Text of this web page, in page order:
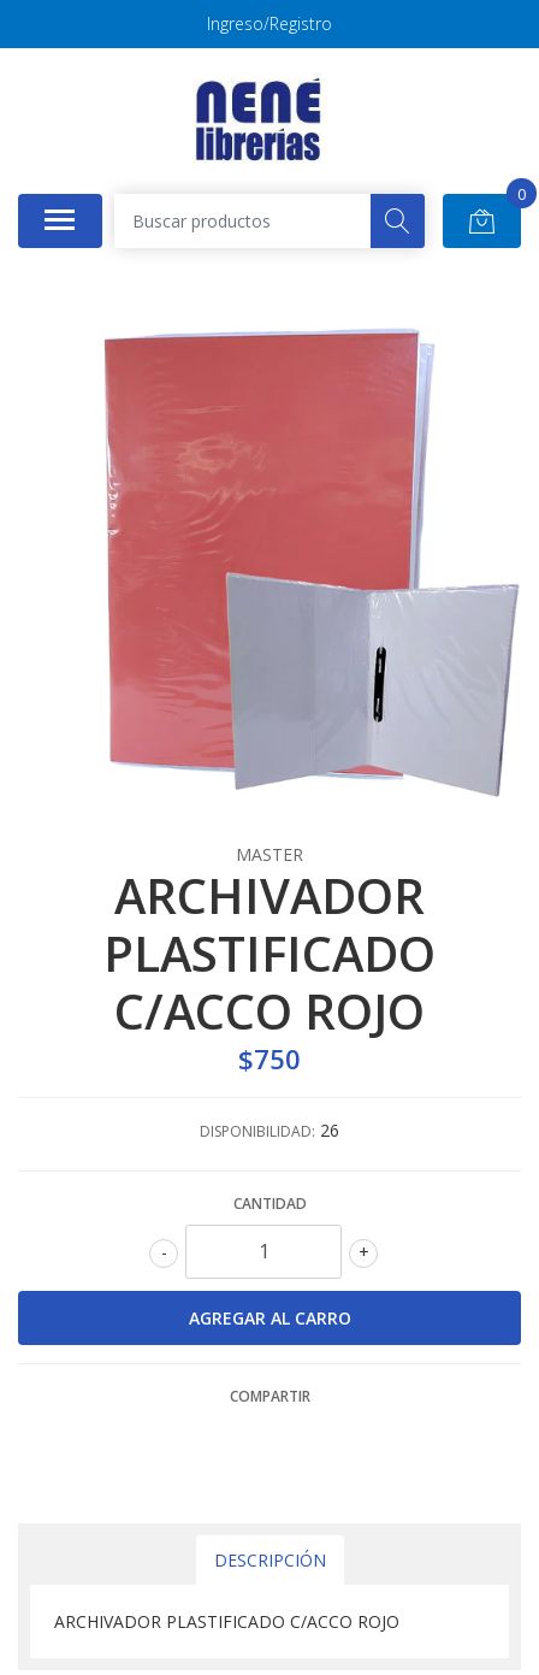
Ingreso/Registro
0
MASTER
ARCHIVADOR
PLASTIFICADO
C/ACCO ROJO
$750
DISPONIBILIDAD: 26
CANTIDAD
+
-
COMPARTIR
DESCRIPCIÓN
ARCHIVADOR PLASTIFICADO C/ACCO ROJO